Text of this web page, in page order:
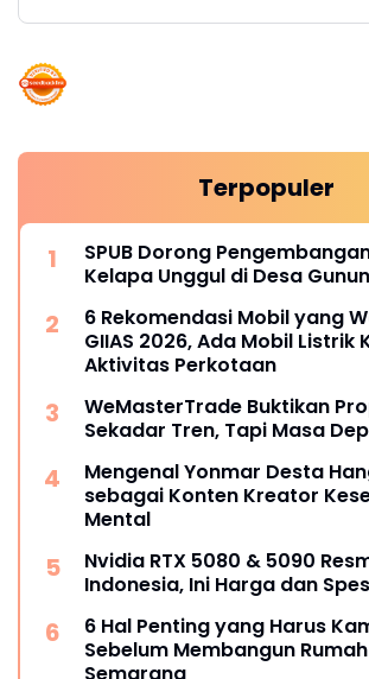
Terpopuler
SPUB Dorong
Kelapa Unggul di Desa
6 Rekomendasi Mobil yang
GIIAS 2026, Ada Mobil Listrik
Aktivitas Perkotaan
WeMasterTrade Buktikan
Sekadar Tren, Tapi Masa
Mengenal Yonmar Desta
sebagai Konten Kreator
Mental
Nvidia RTX 5080 & 5090
Indonesia, Ini Harga dan
6 Hal Penting yang Harus
Sebelum Membangun